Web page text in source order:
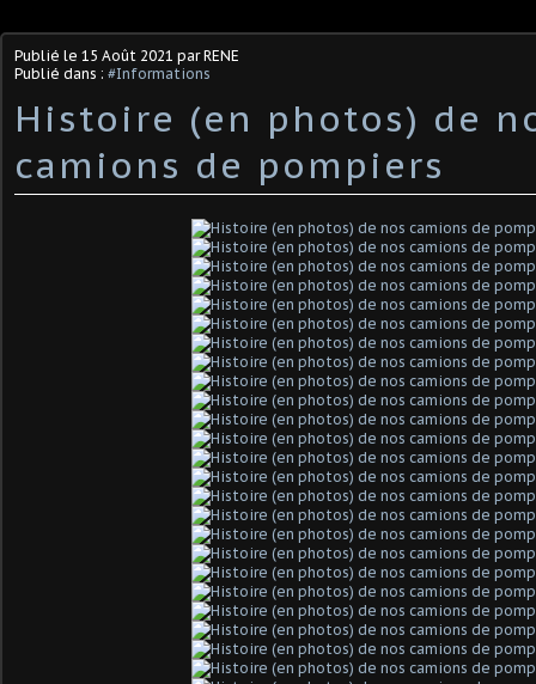
Publié le 15 Août 2021 par RENE
Publié dans : #Informations
Histoire (en photos) de
camions de pompiers